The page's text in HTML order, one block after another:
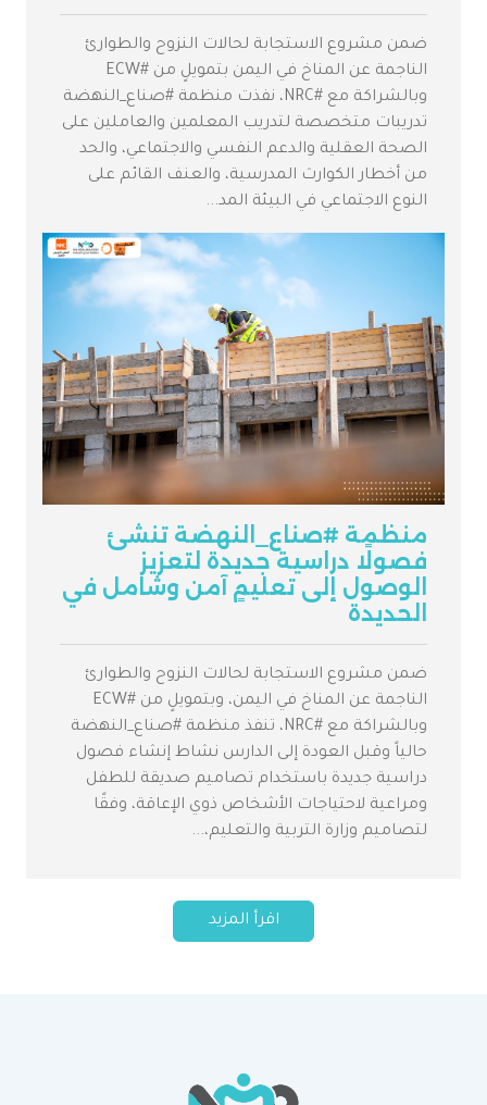
ضمن مشروع الاستجابة لحالات النزوح والطوارئ
الناجمة عن المناخ في اليمن بتمويلٍ من #ECW
وبالشراكة مع #NRC، نفذت منظمة #صناع_النهضة
تدريبات متخصصة لتدريب المعلمين والعاملين على
الصحة العقلية والدعم النفسي والاجتماعي، والحد
من أخطار الكوارث المدرسية، والعنف القائم على
النوع الاجتماعي في البيئة المد...
منظمة #صناع_النهضة تنشئ
فصولًا دراسية جديدة لتعزيز
الوصول إلى تعليمٍ آمن وشامل في
الحديدة
ضمن مشروع الاستجابة لحالات النزوح والطوارئ
الناجمة عن المناخ في اليمن، وبتمويلٍ من #ECW
وبالشراكة مع #NRC، تنفذ منظمة #صناع_النهضة
حالياً وقبل العودة إلى الدارس نشاط إنشاء فصول
دراسية جديدة باستخدام تصاميم صديقة للطفل
ومراعية لاحتياجات الأشخاص ذوي الإعاقة، وفقًا
لتصاميم وزارة التربية والتعليم،...
اقرأ المزيد